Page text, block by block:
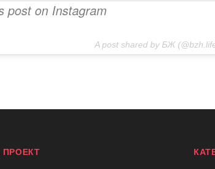
post on Instagram
A post shared by БЖ